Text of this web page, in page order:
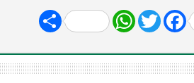
Share WhatsApp
Twitter